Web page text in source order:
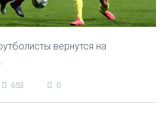
вернутся на
653 0